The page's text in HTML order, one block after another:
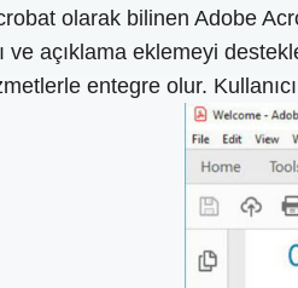
olarak bilinen Adobe
ve açıklama eklemeyi
entegre olur.